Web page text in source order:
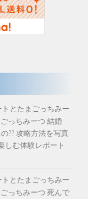
とたまごっちみー
っちみーつ 結婚
?? 攻略方法を写真
しむ体験レポート
とたまごっちみー
っちみーつ 死んで